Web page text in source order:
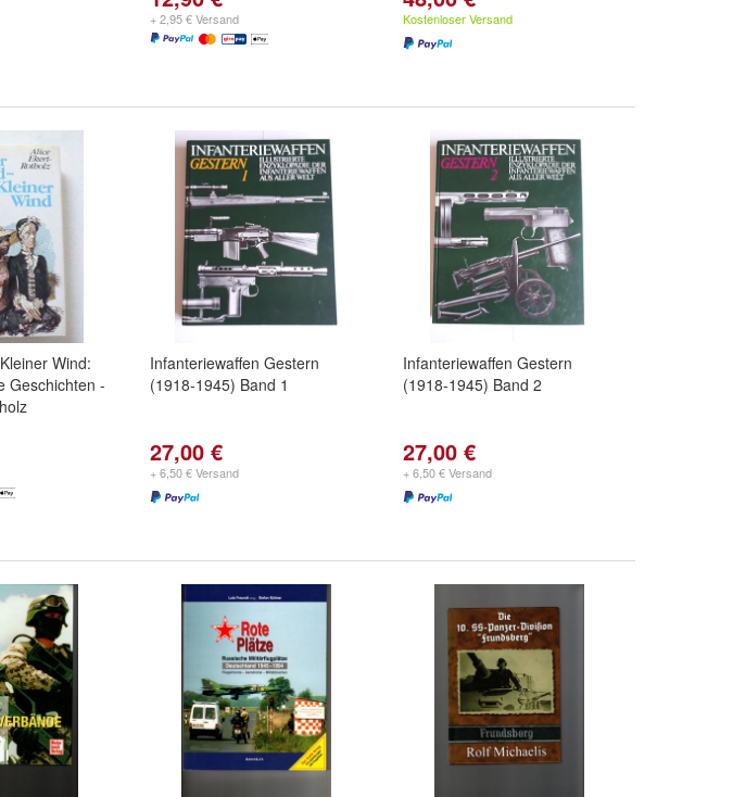
+ 2,95 € Versand Kostenloser Versand
Wind:
Geschichten -
Infanteriewaffen Gestern
(1918-1945) Band 1
27,00 €
+ 6,50 € Versand
Infanteriewaffen Gestern
(1918-1945) Band 2
27,00 €
+ 6,50 € Versand